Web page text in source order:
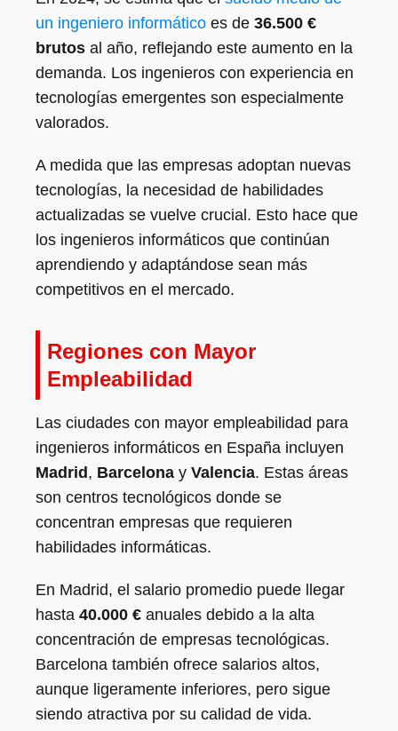
un ingeniero informático es de 36.500 €
brutos al año, reflejando este aumento en la
demanda. Los ingenieros con experiencia en
tecnologías emergentes son especialmente
valorados.
A medida que las empresas adoptan nuevas
tecnologías, la necesidad de habilidades
actualizadas se vuelve crucial. Esto hace que
los ingenieros informáticos que continúan
aprendiendo y adaptándose sean más
competitivos en el mercado.
Regiones con Mayor
Empleabilidad
Las ciudades con mayor empleabilidad para
ingenieros informáticos en España incluyen
Madrid, Barcelona y Valencia. Estas áreas
son centros tecnológicos donde se
concentran empresas que requieren
habilidades informáticas.
En Madrid, el salario promedio puede llegar
hasta 40.000 € anuales debido a la alta
concentración de empresas tecnológicas.
Barcelona también ofrece salarios altos,
aunque ligeramente inferiores, pero sigue
siendo atractiva por su calidad de vida.